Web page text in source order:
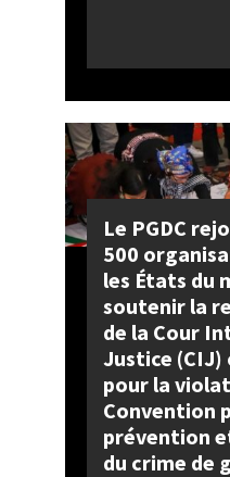
Le PGDC
500
les États du
soutenir la
de la Cour
Justice
pour la
Convention
prévention
du crime de